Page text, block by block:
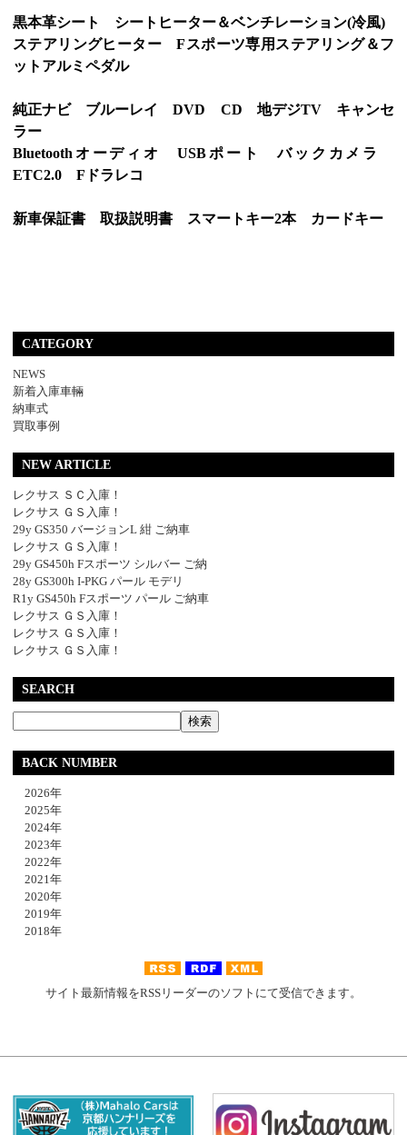
黒本革シート シートヒーター＆ベンチレーション(冷風)
ステアリングヒーター Fスポーツ専用ステアリング＆フ
ットアルミペダル
純正ナビ ブルーレイ DVD CD 地デジTV キャンセ
ラー
Bluetoothオーディオ USBポート バックカメラ
ETC2.0 Fドラレコ
新車保証書 取扱説明書 スマートキー2本 カードキー
CATEGORY
NEWS
新着入庫車輛
納車式
買取事例
NEW ARTICLE
レクサス ＳＣ入庫！
レクサス ＧＳ入庫！
29y GS350 バージョンL 紺 ご納車
レクサス ＧＳ入庫！
29y GS450h Fスポーツ シルバー ご納
28y GS300h I-PKG パール モデリ
R1y GS450h Fスポーツ パール ご納車
レクサス ＧＳ入庫！
レクサス ＧＳ入庫！
レクサス ＧＳ入庫！
SEARCH
BACK NUMBER
2026年
2025年
2024年
2023年
2022年
2021年
2020年
2019年
2018年
サイト最新情報をRSSリーダーのソフトにて受信できます。